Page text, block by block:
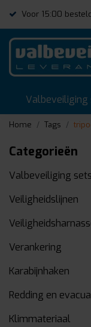
Voor 15:00
Valbeveiliging
Home Tags
Categorieën
Valbeveiliging sets
Veiligheidslijnen
Verankering
Karabijnhaken
Redding en
Klimmateriaal